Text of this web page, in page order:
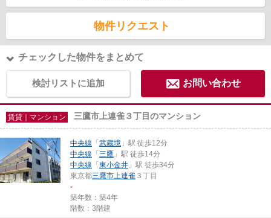
物件リクエスト
チェックした物件をまとめて
検討リストに追加 お問い合わせ
賃貸｜マンション 三鷹市上連雀３丁目のマンション
中央線 「 武蔵境 」駅 徒歩12分
中央線 「 三鷹 」駅 徒歩14分
中央線 「 東小金井 」駅 徒歩34分
東京都三鷹市上連雀 ３丁目
-
築年数：築4年
階数：3階建